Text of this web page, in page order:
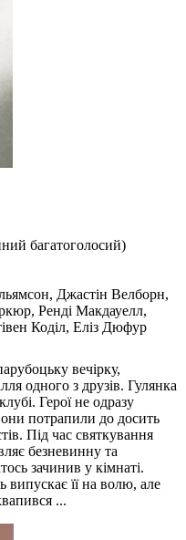
багатоголосий)
Джастін Велборн,
Ренді Макдауелл,
Коділ, Еліз Дюфур
вечірку,
одного з друзів. Гулянка
Герої не одразу
потрапили до досить
Під час святкування
безневинну та
зачинив у кімнаті.
її на волю, але
...